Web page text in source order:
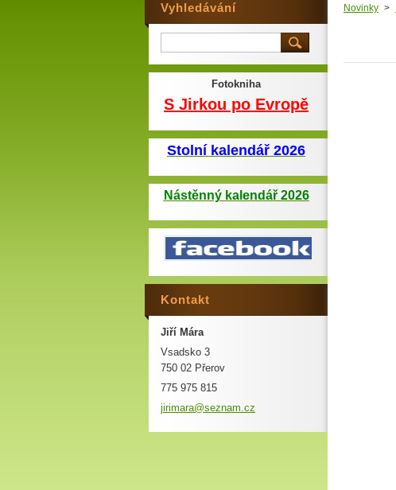
Novinky >
Vyhledávání
Fotokniha
S Jirkou po Evropě
Stolní kalendář 2026
Nástěnný kalendář 2026
Kontakt
Jiří Mára
Vsadsko 3
750 02 Přerov
775 975 815
jirimara@seznam.cz